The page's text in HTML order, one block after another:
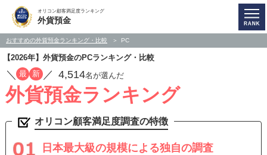
オリコン顧客満足度ランキング
外貨預金
おすすめの外貨預金ランキング・比較 PC
【2026年】外貨預金のPCランキング・比較
／ 最 新 ／ 4,514名が選んだ
外貨預金ランキング
オリコン顧客満足度調査の特徴
日本最大級の規模による独自の調査